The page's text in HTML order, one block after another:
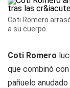
Coti Romero
a su cuerpo.
Coti Romero
que combinó
pañuelo